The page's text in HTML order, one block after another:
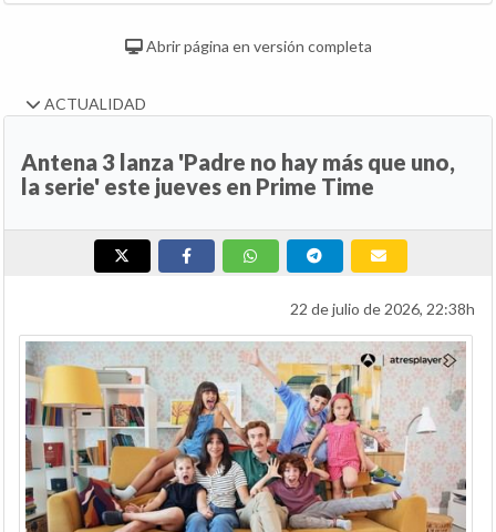
Abrir página en versión completa
ACTUALIDAD
Antena 3 lanza 'Padre no hay más que uno,
la serie' este jueves en Prime Time
22 de julio de 2026, 22:38h